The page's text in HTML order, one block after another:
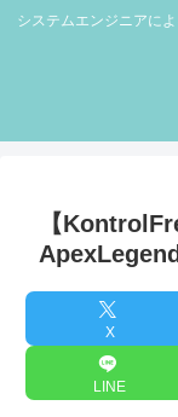
システムエンジニアに
【
X
LINE